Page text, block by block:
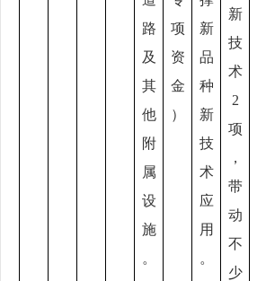
路
及
其
他
附
属
设
施
。
项
资
金
）
新
品
种
新
技
术
应
用
。
新
技
术
2
项
，
带
动
不
少